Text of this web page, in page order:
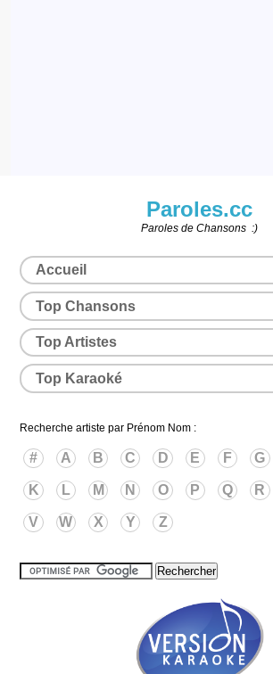
Paroles.cc
Paroles de Chansons :)
Accueil
Top Chansons
Top Artistes
Top Karaoké
Recherche artiste par Prénom Nom :
# A B C D E F G
K L M N O P Q R
V W X Y Z